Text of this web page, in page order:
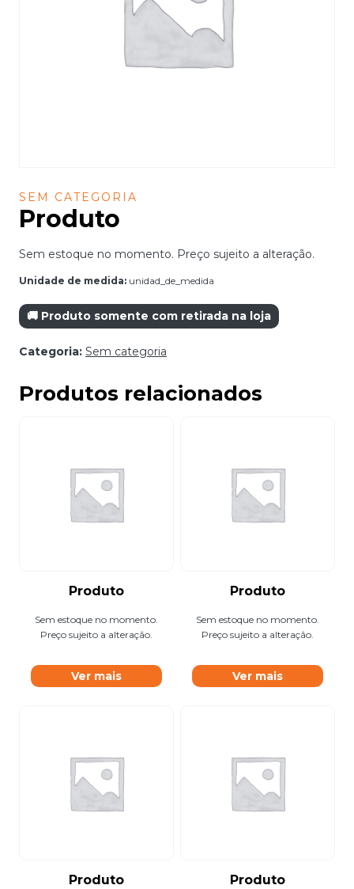
SEM CATEGORIA
Produto
Sem estoque no momento. Preço sujeito a alteração.
Unidade de medida: unidad_de_medida
🚚 Produto somente com retirada na loja
Categoria: Sem categoria
Produtos relacionados
Produto
Sem estoque no momento.
Preço sujeito a alteração.
Ver mais
Produto
Sem estoque no momento.
Preço sujeito a alteração.
Ver mais
Produto Produto